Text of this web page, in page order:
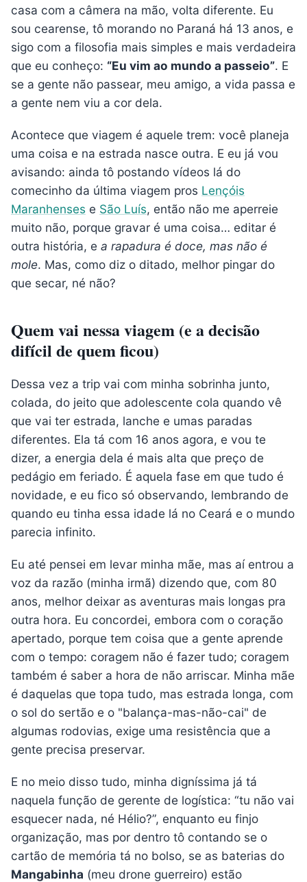
casa com a câmera na mão, volta diferente. Eu
sou cearense, tô morando no Paraná há 13 anos, e
sigo com a filosofia mais simples e mais verdadeira
que eu conheço: “Eu vim ao mundo a passeio”. E
se a gente não passear, meu amigo, a vida passa e
a gente nem viu a cor dela.
Acontece que viagem é aquele trem: você planeja
uma coisa e na estrada nasce outra. E eu já vou
avisando: ainda tô postando vídeos lá do
comecinho da última viagem pros Lençóis
Maranhenses e São Luís, então não me aperreie
muito não, porque gravar é uma coisa… editar é
outra história, e a rapadura é doce, mas não é
mole. Mas, como diz o ditado, melhor pingar do
que secar, né não?
Quem vai nessa viagem (e a decisão
difícil de quem ficou)
Dessa vez a trip vai com minha sobrinha junto,
colada, do jeito que adolescente cola quando vê
que vai ter estrada, lanche e umas paradas
diferentes. Ela tá com 16 anos agora, e vou te
dizer, a energia dela é mais alta que preço de
pedágio em feriado. É aquela fase em que tudo é
novidade, e eu fico só observando, lembrando de
quando eu tinha essa idade lá no Ceará e o mundo
parecia infinito.
Eu até pensei em levar minha mãe, mas aí entrou a
voz da razão (minha irmã) dizendo que, com 80
anos, melhor deixar as aventuras mais longas pra
outra hora. Eu concordei, embora com o coração
apertado, porque tem coisa que a gente aprende
com o tempo: coragem não é fazer tudo; coragem
também é saber a hora de não arriscar. Minha mãe
é daquelas que topa tudo, mas estrada longa, com
o sol do sertão e o "balança-mas-não-cai" de
algumas rodovias, exige uma resistência que a
gente precisa preservar.
E no meio disso tudo, minha digníssima já tá
naquela função de gerente de logística: “tu não vai
esquecer nada, né Hélio?”, enquanto eu finjo
organização, mas por dentro tô contando se o
cartão de memória tá no bolso, se as baterias do
Mangabinha (meu drone guerreiro) estão